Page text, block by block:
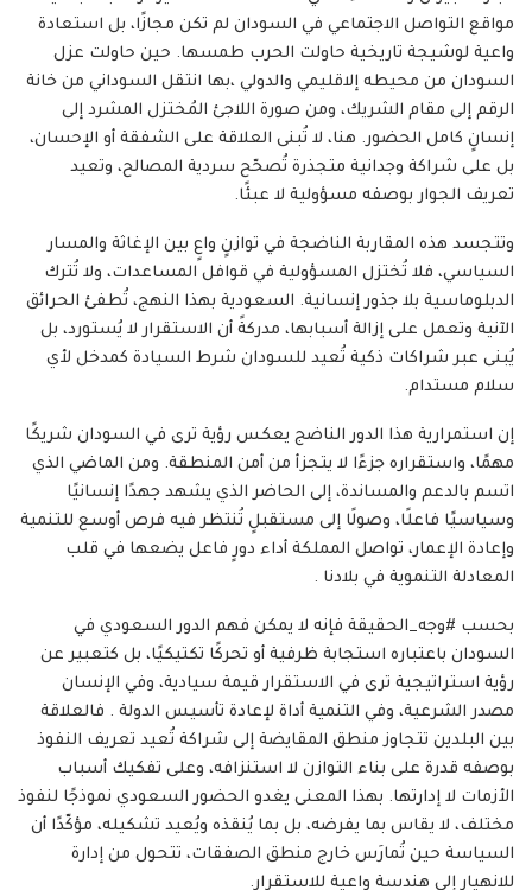
مواقع التواصل الاجتماعي في السودان لم تكن مجازًا، بل استعادة
واعية لوشيجة تاريخية حاولت الحرب طمسها. حين حاولت عزل
السودان من محيطه إلاقليمي والدولي ،بها انتقل السوداني من خانة
الرقم إلى مقام الشريك، ومن صورة اللاجئ المُختزل المشرد إلى
إنسانٍ كامل الحضور. هنا، لا تُبنى العلاقة على الشفقة أو الإحسان،
بل على شراكة وجدانية متجذرة تُصحّح سردية المصالح، وتعيد
تعريف الجوار بوصفه مسؤولية لا عبئًا.
وتتجسد هذه المقاربة الناضجة في توازنٍ واعٍ بين الإغاثة والمسار
السياسي، فلا تُختزل المسؤولية في قوافل المساعدات، ولا تُترك
الدبلوماسية بلا جذور إنسانية. السعودية بهذا النهج، تُطفئ الحرائق
الآنية وتعمل على إزالة أسبابها، مدركةً أن الاستقرار لا يُستورد، بل
يُبنى عبر شراكات ذكية تُعيد للسودان شرط السيادة كمدخل لأي
سلام مستدام.
إن استمرارية هذا الدور الناضج يعكس رؤية ترى في السودان شريكًا
مهمًا، واستقراره جزءًا لا يتجزأ من أمن المنطقة. ومن الماضي الذي
اتسم بالدعم والمساندة، إلى الحاضر الذي يشهد جهدًا إنسانيًا
وسياسيًا فاعلًا، وصولًا إلى مستقبلٍ تُنتظر فيه فرص أوسع للتنمية
وإعادة الإعمار، تواصل المملكة أداء دورٍ فاعل يضعها في قلب
المعادلة التنموية في بلادنا .
بحسب #وجه_الحقيقة فإنه لا يمكن فهم الدور السعودي في
السودان باعتباره استجابة ظرفية أو تحركًا تكتيكيًا، بل كتعبير عن
رؤية استراتيجية ترى في الاستقرار قيمة سيادية، وفي الإنسان
مصدر الشرعية، وفي التنمية أداة لإعادة تأسيس الدولة . فالعلاقة
بين البلدين تتجاوز منطق المقايضة إلى شراكة تُعيد تعريف النفوذ
بوصفه قدرة على بناء التوازن لا استنزافه، وعلى تفكيك أسباب
الأزمات لا إدارتها. بهذا المعنى يغدو الحضور السعودي نموذجًا لنفوذ
مختلف، لا يقاس بما يفرضه، بل بما يُنقذه ويُعيد تشكيله، مؤكّدًا أن
السياسة حين تُمارَس خارج منطق الصفقات، تتحول من إدارة
للانهيار إلى هندسة واعية للاستقرار.